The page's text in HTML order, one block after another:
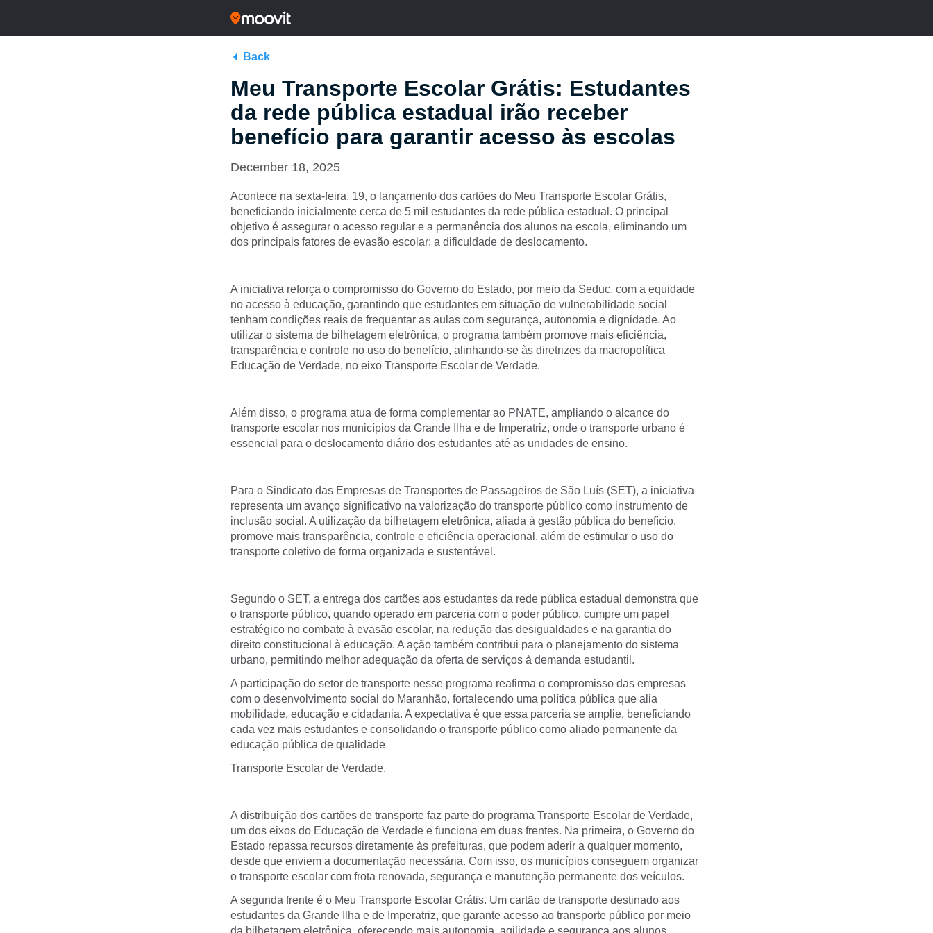
Back
Meu Transporte Escolar Grátis: Estudantes
da rede pública estadual irão receber
benefício para garantir acesso às escolas
December 18, 2025
Acontece na sexta-feira, 19, o lançamento dos cartões do Meu Transporte Escolar Grátis,
beneficiando inicialmente cerca de 5 mil estudantes da rede pública estadual. O principal
objetivo é assegurar o acesso regular e a permanência dos alunos na escola, eliminando um
dos principais fatores de evasão escolar: a dificuldade de deslocamento.
A iniciativa reforça o compromisso do Governo do Estado, por meio da Seduc, com a equidade
no acesso à educação, garantindo que estudantes em situação de vulnerabilidade social
tenham condições reais de frequentar as aulas com segurança, autonomia e dignidade. Ao
utilizar o sistema de bilhetagem eletrônica, o programa também promove mais eficiência,
transparência e controle no uso do benefício, alinhando-se às diretrizes da macropolítica
Educação de Verdade, no eixo Transporte Escolar de Verdade.
Além disso, o programa atua de forma complementar ao PNATE, ampliando o alcance do
transporte escolar nos municípios da Grande Ilha e de Imperatriz, onde o transporte urbano é
essencial para o deslocamento diário dos estudantes até as unidades de ensino.
Para o Sindicato das Empresas de Transportes de Passageiros de São Luís (SET), a iniciativa
representa um avanço significativo na valorização do transporte público como instrumento de
inclusão social. A utilização da bilhetagem eletrônica, aliada à gestão pública do benefício,
promove mais transparência, controle e eficiência operacional, além de estimular o uso do
transporte coletivo de forma organizada e sustentável.
Segundo o SET, a entrega dos cartões aos estudantes da rede pública estadual demonstra que
o transporte público, quando operado em parceria com o poder público, cumpre um papel
estratégico no combate à evasão escolar, na redução das desigualdades e na garantia do
direito constitucional à educação. A ação também contribui para o planejamento do sistema
urbano, permitindo melhor adequação da oferta de serviços à demanda estudantil.
A participação do setor de transporte nesse programa reafirma o compromisso das empresas
com o desenvolvimento social do Maranhão, fortalecendo uma política pública que alia
mobilidade, educação e cidadania. A expectativa é que essa parceria se amplie, beneficiando
cada vez mais estudantes e consolidando o transporte público como aliado permanente da
educação pública de qualidade
Transporte Escolar de Verdade.
A distribuição dos cartões de transporte faz parte do programa Transporte Escolar de Verdade,
um dos eixos do Educação de Verdade e funciona em duas frentes. Na primeira, o Governo do
Estado repassa recursos diretamente às prefeituras, que podem aderir a qualquer momento,
desde que enviem a documentação necessária. Com isso, os municípios conseguem organizar
o transporte escolar com frota renovada, segurança e manutenção permanente dos veículos.
A segunda frente é o Meu Transporte Escolar Grátis. Um cartão de transporte destinado aos
estudantes da Grande Ilha e de Imperatriz, que garante acesso ao transporte público por meio
da bilhetagem eletrônica, oferecendo mais autonomia, agilidade e segurança aos alunos.